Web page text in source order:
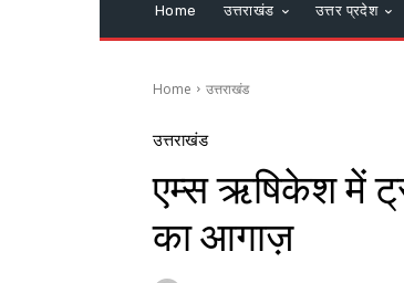
Home उत्तराखंड उत्तर प्रदेश
Home उत्तराखंड
उत्तराखंड
एम्स ऋषिकेश में
का आगाज़